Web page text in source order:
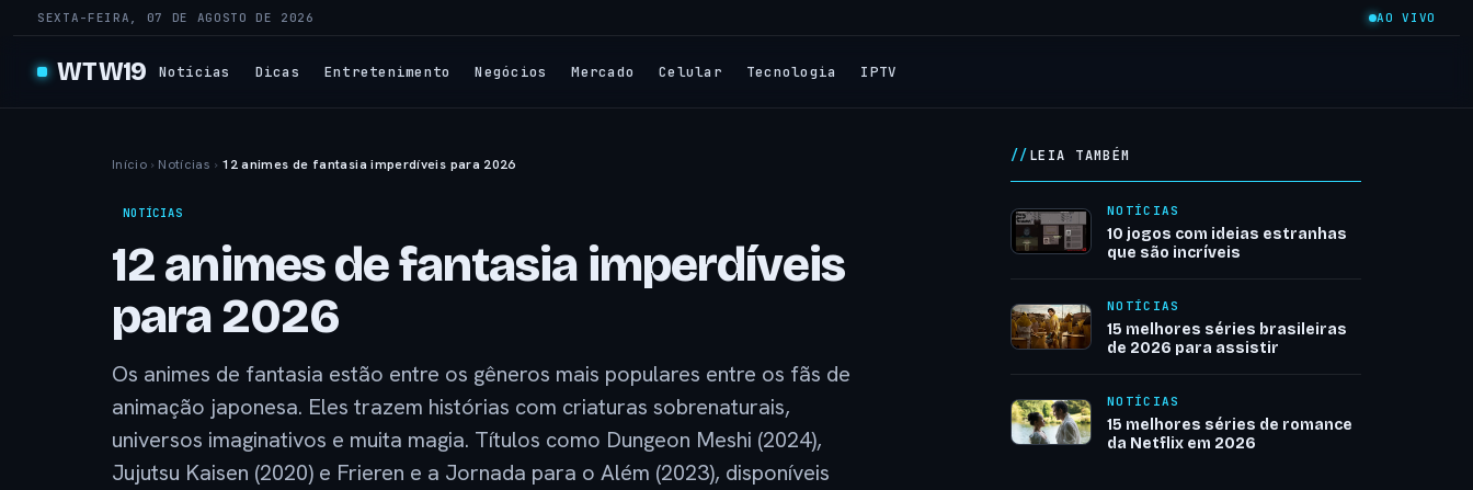
SEXTA-FEIRA, 07 DE AGOSTO DE 2026 AO VIVO
WTW19 Notícias Dicas Entretenimento Negócios Mercado Celular Tecnologia IPTV
Início › Notícias › 12 animes de fantasia imperdíveis para 2026
NOTÍCIAS
12 animes de fantasia imperdíveis
para 2026
Os animes de fantasia estão entre os gêneros mais populares entre os fãs de
animação japonesa. Eles trazem histórias com criaturas sobrenaturais,
universos imaginativos e muita magia. Títulos como Dungeon Meshi (2024),
Jujutsu Kaisen (2020) e Frieren e a Jornada para o Além (2023), disponíveis
LEIA TAMBÉM
NOTÍCIAS
10 jogos com ideias estranhas
que são incríveis
NOTÍCIAS
15 melhores séries brasileiras
de 2026 para assistir
NOTÍCIAS
15 melhores séries de romance
da Netflix em 2026